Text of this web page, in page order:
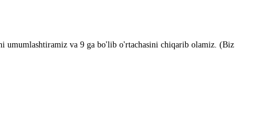
va 9 ga bo'lib o'rtachasini chiqarib olamiz. (Biz